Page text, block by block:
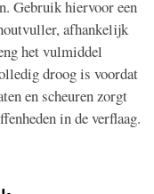
Gebruik hiervoor een
afhankelijk
het vulmiddel
droog is voordat
en scheuren zorgt
in de verflaag.